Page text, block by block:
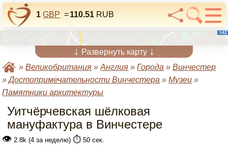
1 GBP =110.51 RUB
↓ Развернуть карту ↓
»Великобритания »Англия »Города »Винчестер
»Достопримечательности Винчестера »Музеи »
Памятники архитектуры
Уитчёрчевская шёлковая
мануфактура в Винчестере
👁 2.8k (4 за неделю) ⏱️ 50 сек.